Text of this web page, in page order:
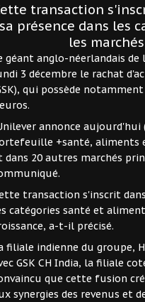
transaction
sa présence dans les
les
géant anglo-néerlandais
3 décembre le rachat
qui possède
annonce
+santé, aliments
dans 20 autres marchés
transaction s'inscrit
catégories santé et
a-t-il précisé.
filiale indienne du groupe,
GSK CH India, la filiale
que cette fusion
synergies des revenus et